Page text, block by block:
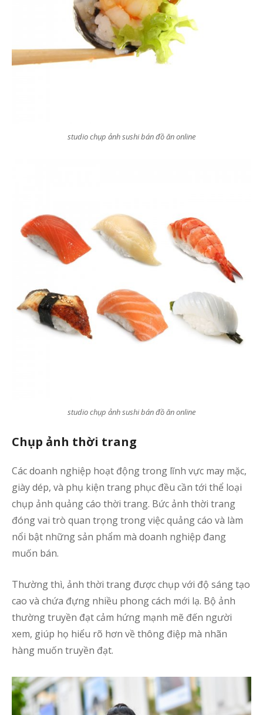
studio chụp ảnh sushi bán đồ ăn online
studio chụp ảnh sushi bán đồ ăn online
Chụp ảnh thời trang
Các doanh nghiệp hoạt động trong lĩnh vực may mặc,
giày dép, và phụ kiện trang phục đều cần tới thể loại
chụp ảnh quảng cáo thời trang. Bức ảnh thời trang
đóng vai trò quan trọng trong việc quảng cáo và làm
nổi bật những sản phẩm mà doanh nghiệp đang
muốn bán.
Thường thì, ảnh thời trang được chụp với độ sáng tạo
cao và chứa đựng nhiều phong cách mới lạ. Bộ ảnh
thường truyền đạt cảm hứng mạnh mẽ đến người
xem, giúp họ hiểu rõ hơn về thông điệp mà nhãn
hàng muốn truyền đạt.